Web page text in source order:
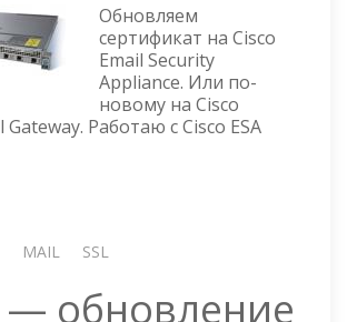
ОБНОВЛЕНИЕ
СЕРТИФИКАТА
Обновляем
сертификат на Cisco
Email Security
Appliance. Или по-
новому на Cisco
Gateway. Работаю с Cisco ESA
MAIL SSL
— обновление